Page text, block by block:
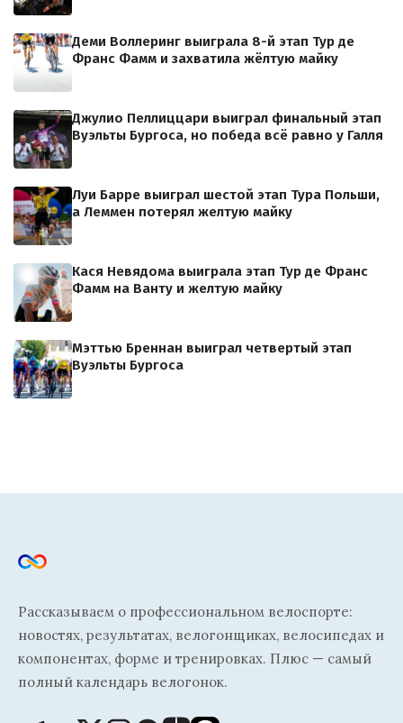
Деми Воллеринг выиграла 8-й этап Тур де
Франс Фамм и захватила жёлтую майку
Джулио Пеллиццари выиграл финальный этап
Вуэльты Бургоса, но победа всё равно у Галля
Луи Барре выиграл шестой этап Тура Польши,
а Леммен потерял желтую майку
Кася Невядома выиграла этап Тур де Франс
Фамм на Ванту и желтую майку
Мэттью Бреннан выиграл четвертый этап
Вуэльты Бургоса
Рассказываем о профессиональном велоспорте:
новостях, результатах, велогонщиках, велосипедах и
компонентах, форме и тренировках. Плюс — самый
полный календарь велогонок.